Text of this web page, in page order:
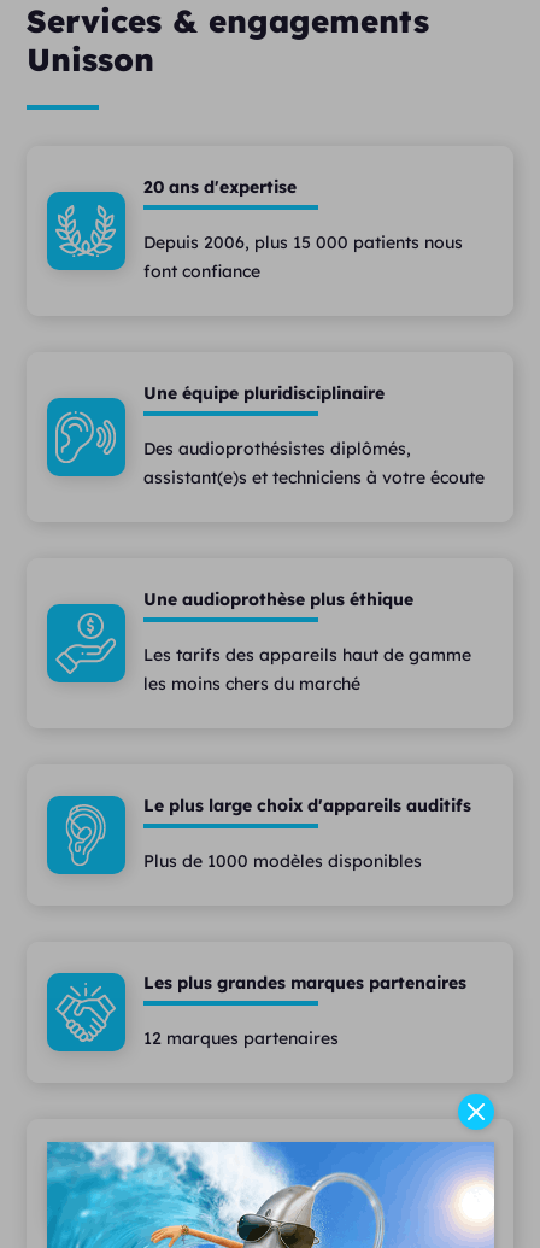
Services & engagements
Unisson
20 ans d'expertise
Depuis 2006, plus 15 000 patients nous
font confiance
Une équipe pluridisciplinaire
Des audioprothésistes diplômés,
assistant(e)s et techniciens à votre écoute
Une audioprothèse plus éthique
Les tarifs des appareils haut de gamme
les moins chers du marché
Le plus large choix d'appareils auditifs
Plus de 1000 modèles disponibles
Les plus grandes marques partenaires
12 marques partenaires
Des services haut de gamme
97% de patients satisfaits